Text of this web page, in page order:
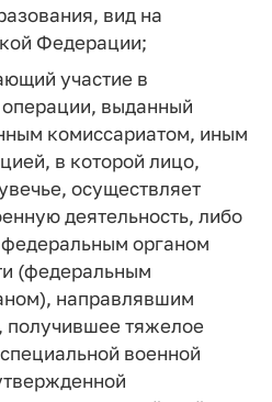
вид на
Федерации;
участие в
выданный
комиссариатом, иным
в которой лицо,
осуществляет
деятельность, либо
органом
(федеральным
направлявшим
тяжелое
военной